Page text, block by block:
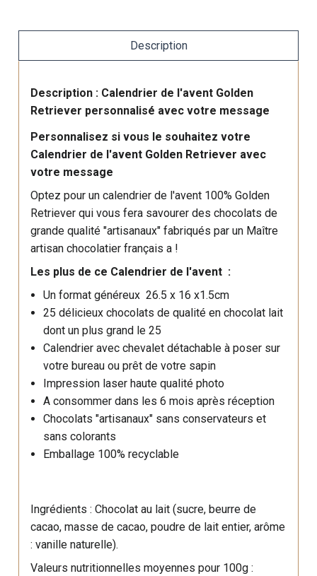
Description
Description : Calendrier de l'avent Golden
Retriever personnalisé avec votre message
Personnalisez si vous le souhaitez votre
Calendrier de l'avent Golden Retriever avec
votre message
Optez pour un calendrier de l'avent 100% Golden
Retriever qui vous fera savourer des chocolats de
grande qualité "artisanaux" fabriqués par un Maître
artisan chocolatier français a !
Les plus de ce Calendrier de l'avent :
Un format généreux 26.5 x 16 x1.5cm
25 délicieux chocolats de qualité en chocolat lait
dont un plus grand le 25
Calendrier avec chevalet détachable à poser sur
votre bureau ou prêt de votre sapin
Impression laser haute qualité photo
A consommer dans les 6 mois après réception
Chocolats "artisanaux" sans conservateurs et
sans colorants
Emballage 100% recyclable
Ingrédients : Chocolat au lait (sucre, beurre de
cacao, masse de cacao, poudre de lait entier, arôme
: vanille naturelle).
Valeurs nutritionnelles moyennes pour 100g :